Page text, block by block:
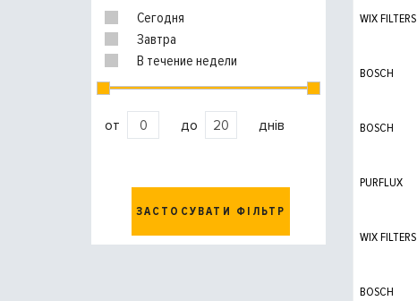
Сегодня
Завтра
В течение недели
от до днів
ЗАСТОСУВАТИ ФІЛЬТР
WIX FILTERS
BOSCH
BOSCH
PURFLUX
WIX FILTERS
BOSCH